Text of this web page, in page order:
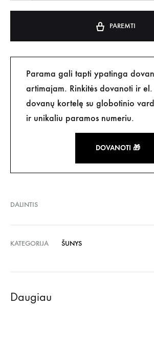
PAREMTI
Parama gali tapti ypatinga
artimajam. Rinkitės dovanoti ir
dovanų kortelę su globotinio
ir unikaliu paramos numeriu.
DOVANOTI 🎁
DALINTIS
KATEGORIJA ŠUNYS
Daugiau